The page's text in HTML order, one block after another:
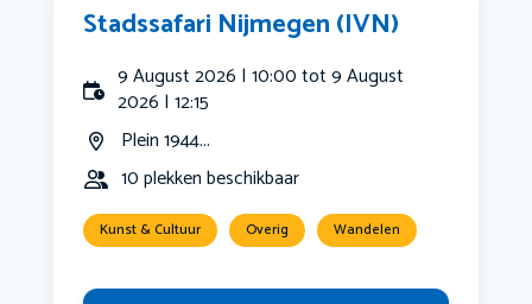
Stadssafari Nijmegen (IVN)
9 August 2026 | 10:00 tot 9 August
2026 | 12:15
Plein 1944...
10 plekken beschikbaar
Kunst & Cultuur Overig Wandelen